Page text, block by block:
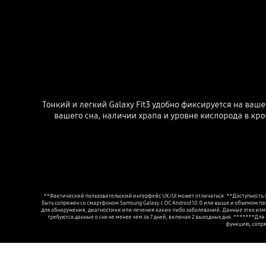
Тонкий и легкий Galaxy Fit3 удобно фиксируется на
вашего сна, наличии храпа и уровне кислорода в
**Фактический пользовательский интерфейс UX/UI может отличаться.
быть сопряжен со смартфоном Samsung Galaxy с ОС Android 10.0 или выше и объемом
для обнаружения, диагностики или лечения каких-либо заболеваний. Данные этих
требуются данные о сне не менее чем за 7 дней, включая 2 выходных дня. *******Для
функцию,